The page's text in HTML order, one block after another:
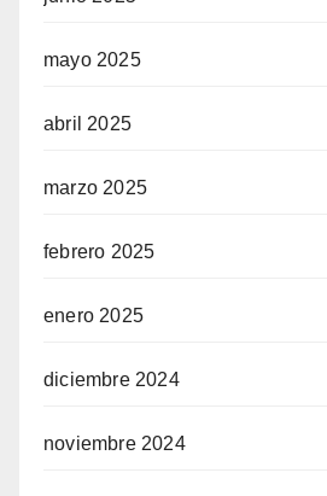
mayo 2025
abril 2025
marzo 2025
febrero 2025
enero 2025
diciembre 2024
noviembre 2024